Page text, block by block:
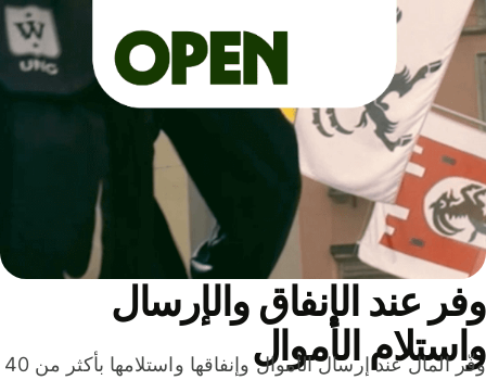
عند الإنفاق والإرسال
الأموال
وفّر المال عند إرسال الأموال وإنفاقها واستلامها بأكثر من 40